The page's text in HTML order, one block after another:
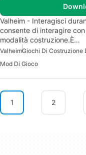
Valheim - Interagisci
consente di interagire
modalità costruzione.È…
ValheimGiochi Di Costruzione
Mod Di Gioco
1 2